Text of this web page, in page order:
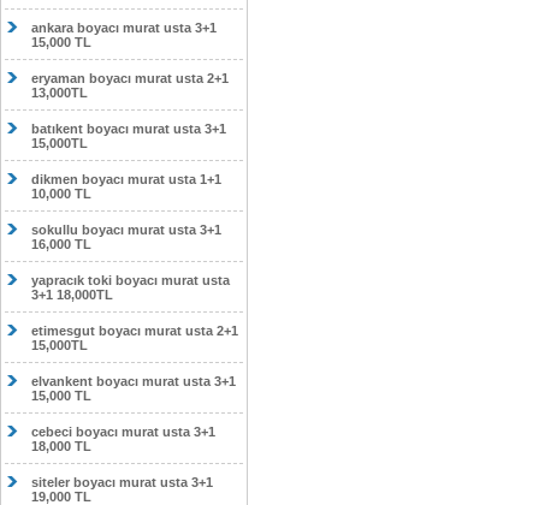
ankara boyacı murat usta 3+1
15,000 TL
eryaman boyacı murat usta 2+1
13,000TL
batıkent boyacı murat usta 3+1
15,000TL
dikmen boyacı murat usta 1+1
10,000 TL
sokullu boyacı murat usta 3+1
16,000 TL
yapracık toki boyacı murat usta
3+1 18,000TL
etimesgut boyacı murat usta 2+1
15,000TL
elvankent boyacı murat usta 3+1
15,000 TL
cebeci boyacı murat usta 3+1
18,000 TL
siteler boyacı murat usta 3+1
19,000 TL